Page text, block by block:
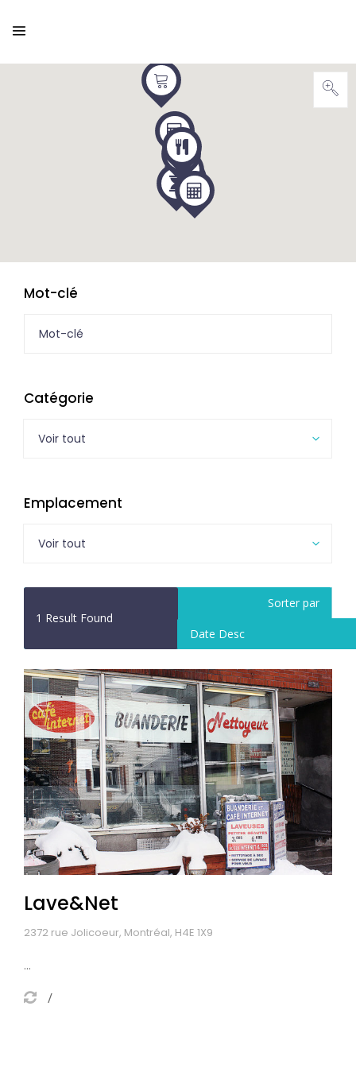
Mot-clé
Catégorie
Voir tout
Emplacement
Voir tout
1 Result Found
Sorter par
Date Desc
Lave&Net
2372 rue Jolicoeur, Montréal, H4E 1X9
...